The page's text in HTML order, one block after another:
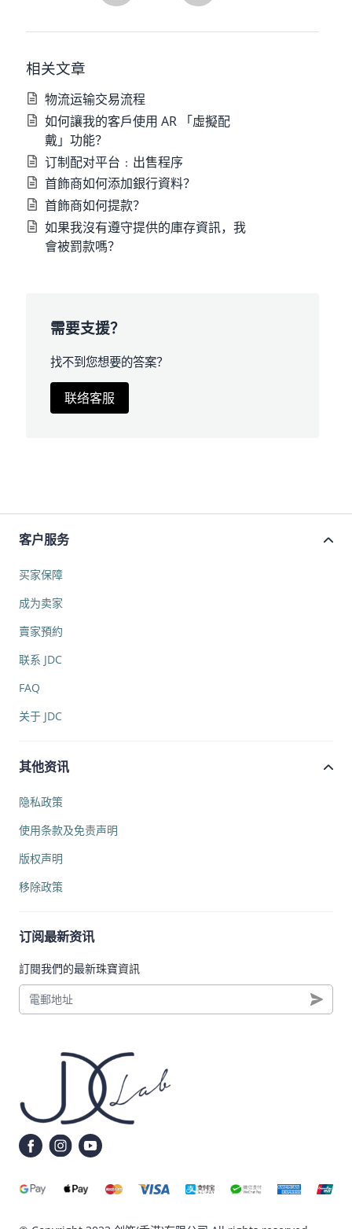
相关文章
物流运输交易流程
如何讓我的客戶使用 AR 「虛擬配
戴」功能？
订制配对平台﹕出售程序
首飾商如何添加銀行資料？
首飾商如何提款？
如果我沒有遵守提供的庫存資訊，我
會被罰款嗎？
需要支援？
找不到您想要的答案？
联络客服
客户服务
买家保障
成为卖家
賣家預約
联系 JDC
FAQ
关于 JDC
其他资讯
隐私政策
使用条款及免责声明
版权声明
移除政策
订阅最新资讯
訂閱我們的最新珠寶資訊